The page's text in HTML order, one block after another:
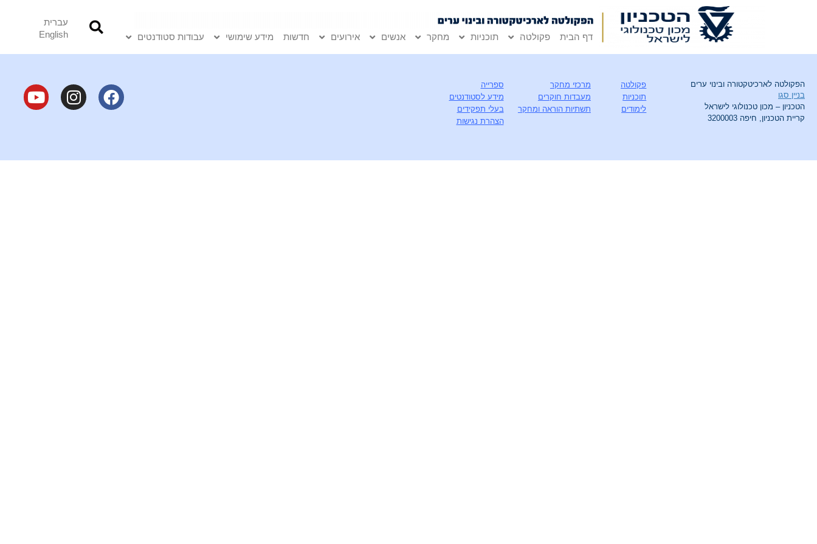
דף הבית פקולטה תוכניות מחקר אנשים אירועים חדשות מידע שימושי עבודות סטודנטים
עברית
English
הפקולטה לארכיטקטורה ובינוי ערים
בניין סגו
הטכניון – מכון טכנולוגי לישראל
קריית הטכניון, חיפה 3200003
פקולטה
תוכניות
לימודים
מרכזי מחקר
מעבדות חוקרים
תשתיות הוראה ומחקר
ספרייה
מידע לסטודנטים
בעלי תפקידים
הצהרת נגישות